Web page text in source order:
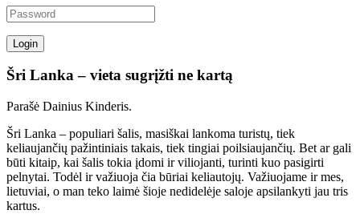
Šri Lanka – vieta sugrįžti ne kartą
Parašė Dainius Kinderis.
Šri Lanka – populiari šalis, masiškai lankoma turistų, tiek
keliaujančių pažintiniais takais, tiek tingiai poilsiaujančių. Bet ar gali
būti kitaip, kai šalis tokia įdomi ir viliojanti, turinti kuo pasigirti
pelnytai. Todėl ir važiuoja čia būriai keliautojų. Važiuojame ir mes,
lietuviai, o man teko laimė šioje nedidelėje saloje apsilankyti jau tris
kartus.